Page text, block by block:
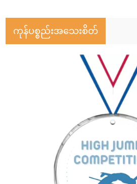
ကုန်ပစ္စည်းအသေးစိတ်